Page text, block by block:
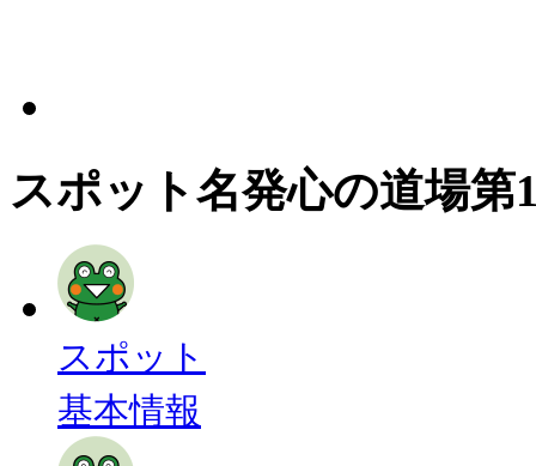
スポット名発心の道場
スポット
基本情報